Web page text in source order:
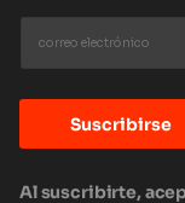
Suscribirse
Al suscribirte,